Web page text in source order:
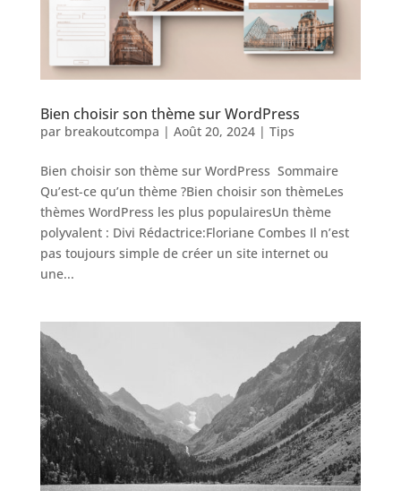
Bien choisir son thème sur WordPress
par breakoutcompa | Août 20, 2024| Tips
Bien choisir son thème sur WordPress Sommaire
Qu’est-ce qu’un thème ?Bien choisir son thèmeLes
thèmes WordPress les plus populairesUn thème
polyvalent : Divi Rédactrice:Floriane Combes Il n’est
pas toujours simple de créer un site internet ou
une...